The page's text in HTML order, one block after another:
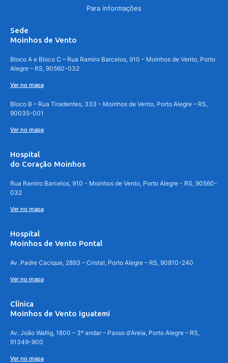
Para informações
Sede
Moinhos de Vento
Bloco A e Bloco C – Rua Ramiro Barcelos, 910 – Moinhos de Vento, Porto
Alegre – RS, 90560-032
Ver no mapa
Bloco B – Rua Tiradentes, 333 – Moinhos de Vento, Porto Alegre – RS,
90035-001
Ver no mapa
Hospital
do Coração Moinhos
Rua Ramiro Barcelos, 910 - Moinhos de Vento, Porto Alegre - RS, 90560-
032
Ver no mapa
Hospital
Moinhos de Vento Pontal
Av. Padre Cacique, 2893 – Cristal, Porto Alegre – RS, 90810-240
Ver no mapa
Clínica
Moinhos de Vento Iguatemi
Av. João Wallig, 1800 – 3º andar – Passo d'Areia, Porto Alegre – RS,
91349-900
Ver no mapa